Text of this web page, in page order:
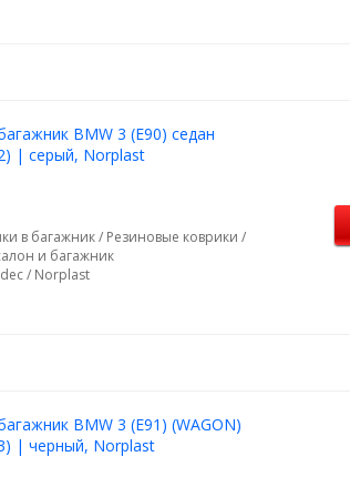
BMW 3 (E90) седан
| серый, Norplast
в багажник / Резиновые коврики /
и багажник
/ Norplast
BMW 3 (E91) (WAGON)
| черный, Norplast